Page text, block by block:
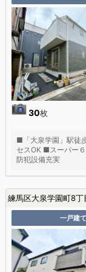
30枚
■「大泉学園」駅徒
セスOK ■スーパー
防犯設備充実
練馬区大泉学園町8丁
一戸建て